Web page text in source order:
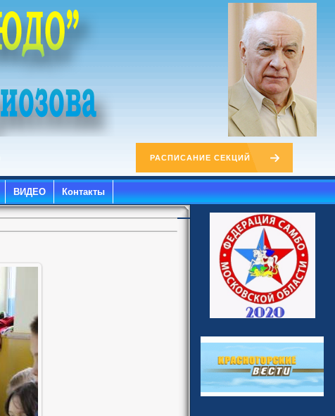
РАСПИСАНИЕ СЕКЦИЙ
ВИДЕО Контакты